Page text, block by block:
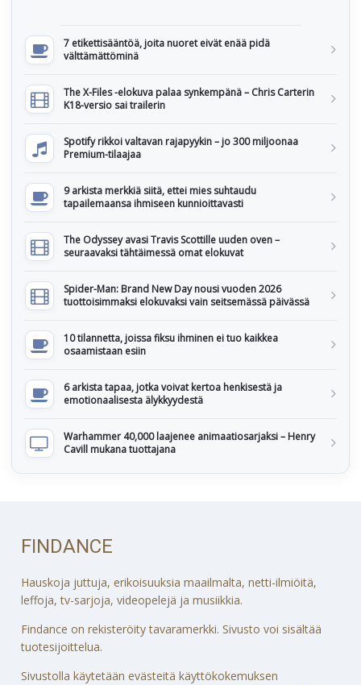
7 etikettisääntöä, joita nuoret eivät enää pidä
välttämättöminä
The X-Files -elokuva palaa synkempänä – Chris Carterin
K18-versio sai trailerin
Spotify rikkoi valtavan rajapyykin – jo 300 miljoonaa
Premium-tilaajaa
9 arkista merkkiä siitä, ettei mies suhtaudu
tapailemaansa ihmiseen kunnioittavasti
The Odyssey avasi Travis Scottille uuden oven –
seuraavaksi tähtäimessä omat elokuvat
Spider-Man: Brand New Day nousi vuoden 2026
tuottoisimmaksi elokuvaksi vain seitsemässä päivässä
10 tilannetta, joissa fiksu ihminen ei tuo kaikkea
osaamistaan esiin
6 arkista tapaa, jotka voivat kertoa henkisestä ja
emotionaalisesta älykkyydestä
Warhammer 40,000 laajenee animaatiosarjaksi – Henry
Cavill mukana tuottajana
FINDANCE
Hauskoja juttuja, erikoisuuksia maailmalta, netti-ilmiöitä,
leffoja, tv-sarjoja, videopelejä ja musiikkia.
Findance on rekisteröity tavaramerkki. Sivusto voi sisältää
tuotesijoittelua.
Sivustolla käytetään evästeitä käyttökokemuksen